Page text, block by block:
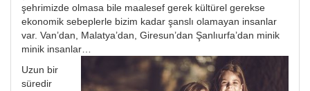
şehrimizde olmasa bile maalesef gerek kültürel gerekse
ekonomik sebeplerle bizim kadar şanslı olamayan insanlar
var. Van’dan, Malatya’dan, Giresun’dan Şanlıurfa’dan minik
minik insanlar…
Uzun bir
süredir